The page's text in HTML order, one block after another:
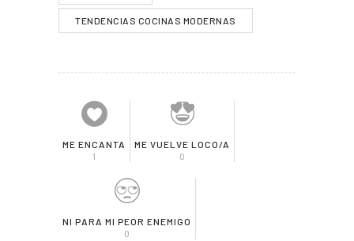
TENDENCIAS COCINAS MODERNAS
ME ENCANTA
1
ME VUELVE LOCO/A
0
NI PARA MI PEOR ENEMIGO
0